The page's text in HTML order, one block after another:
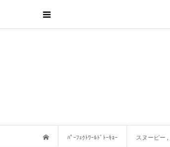
ﾊﾟｰﾌｪｸﾄﾜｰﾙﾄﾞﾄｰｷｮｰ スヌーピー ,